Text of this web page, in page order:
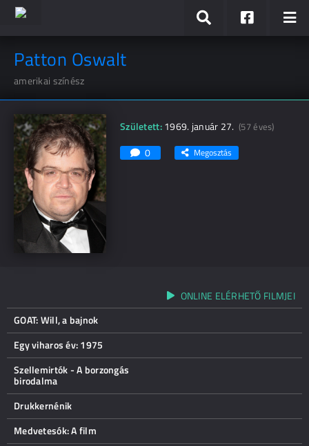
Patton Oswalt
amerikai színész
Született:1969. január 27.(57 éves)
0 Megosztás
ONLINE ELÉRHETŐ FILMJEI
GOAT: Will, a bajnok
Egy viharos év: 1975
Szellemirtók - A borzongás
birodalma
Drukkernénik
Medvetesók: A film